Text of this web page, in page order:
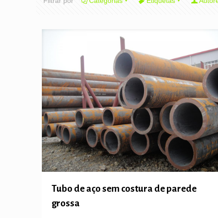
Tubo de aço sem costura de parede
grossa